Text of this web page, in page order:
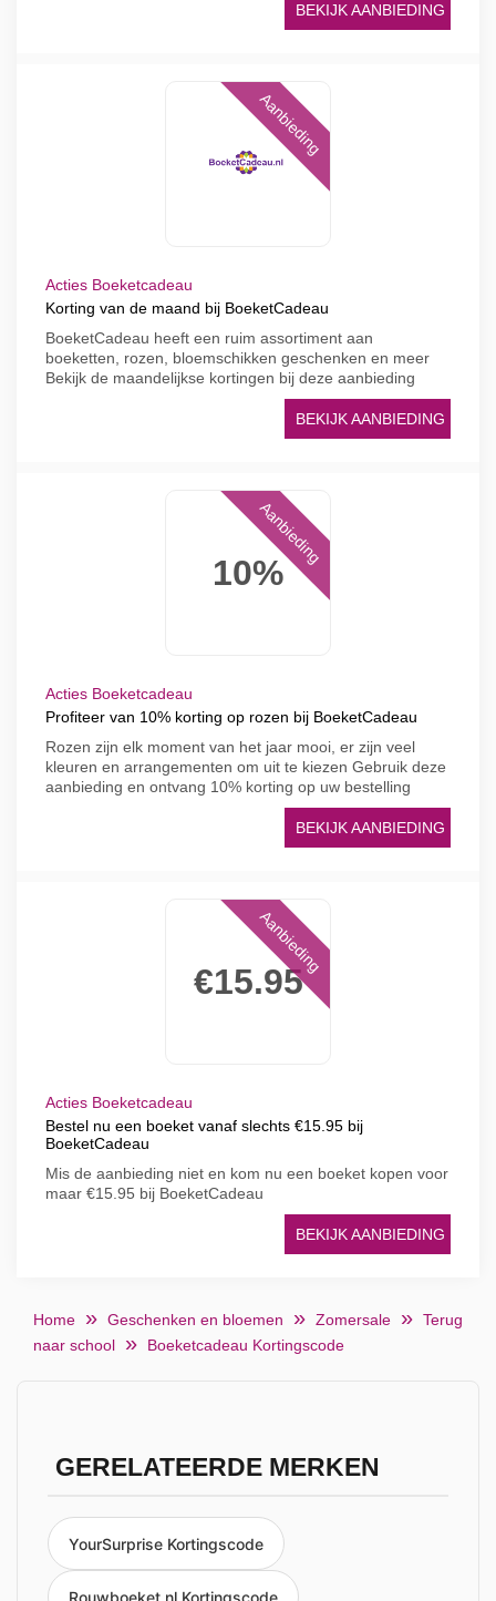
BEKIJK AANBIEDING
Aanbieding
Acties Boeketcadeau
Korting van de maand bij BoeketCadeau
BoeketCadeau heeft een ruim assortiment aan
boeketten, rozen, bloemschikken geschenken en meer
Bekijk de maandelijkse kortingen bij deze aanbieding
BEKIJK AANBIEDING
10%
Aanbieding
Acties Boeketcadeau
Profiteer van 10% korting op rozen bij BoeketCadeau
Rozen zijn elk moment van het jaar mooi, er zijn veel
kleuren en arrangementen om uit te kiezen Gebruik deze
aanbieding en ontvang 10% korting op uw bestelling
BEKIJK AANBIEDING
€15.95
Aanbieding
Acties Boeketcadeau
Bestel nu een boeket vanaf slechts €15.95 bij
BoeketCadeau
Mis de aanbieding niet en kom nu een boeket kopen voor
maar €15.95 bij BoeketCadeau
BEKIJK AANBIEDING
Home Geschenken en bloemen Zomersale
Terug
naar school
Boeketcadeau Kortingscode
GERELATEERDE MERKEN
YourSurprise Kortingscode
Rouwboeket.nl Kortingscode